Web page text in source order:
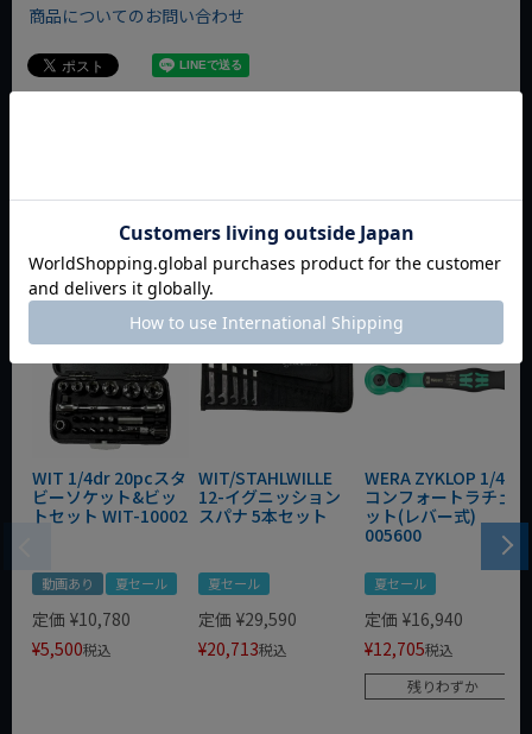
商品についてのお問い合わせ
今週のおすすめアイテム
WIT 1/4dr 20pcスタ
ビーソケット&ビッ
トセット WIT-10002
動画あり 夏セール
定価 ¥10,780
¥5,500税込
WIT/STAHLWILLE
12-イグニッション
スパナ 5本セット
夏セール
定価 ¥29,590
¥20,713税込
WERA ZYKLOP 1/4"
コンフォートラチェ
ット(レバー式)
005600
夏セール
定価 ¥16,940
¥12,705税込
残りわずか